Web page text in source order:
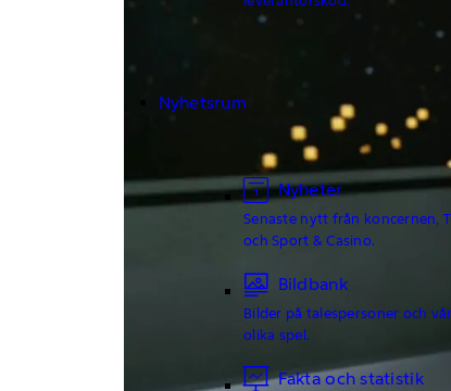
Nyhetsrum
Nyheter
Senaste nytt från koncernen,
och Sport & Casino.
Bildbank
Bilder på talespersoner och
olika spel.
Fakta och statistik